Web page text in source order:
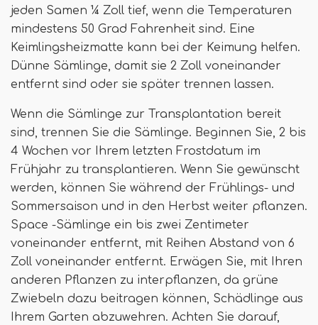
jeden Samen ¼ Zoll tief, wenn die Temperaturen
mindestens 50 Grad Fahrenheit sind. Eine
Keimlingsheizmatte kann bei der Keimung helfen.
Dünne Sämlinge, damit sie 2 Zoll voneinander
entfernt sind oder sie später trennen lassen.
Wenn die Sämlinge zur Transplantation bereit
sind, trennen Sie die Sämlinge. Beginnen Sie, 2 bis
4 Wochen vor Ihrem letzten Frostdatum im
Frühjahr zu transplantieren. Wenn Sie gewünscht
werden, können Sie während der Frühlings- und
Sommersaison und in den Herbst weiter pflanzen.
Space -Sämlinge ein bis zwei Zentimeter
voneinander entfernt, mit Reihen Abstand von 6
Zoll voneinander entfernt. Erwägen Sie, mit Ihren
anderen Pflanzen zu interpflanzen, da grüne
Zwiebeln dazu beitragen können, Schädlinge aus
Ihrem Garten abzuwehren. Achten Sie darauf,